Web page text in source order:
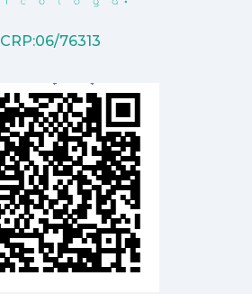
CRP:06/76313